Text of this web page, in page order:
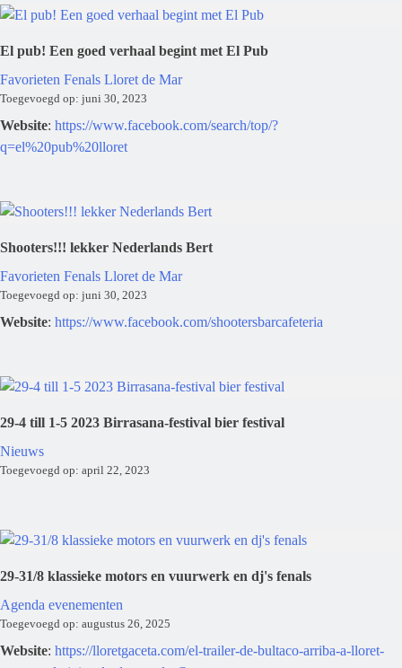
El pub! Een goed verhaal begint met El Pub
Favorieten Fenals Lloret de Mar
Toegevoegd op: juni 30, 2023
Website: https://www.facebook.com/search/top/?
q=el%20pub%20lloret
Shooters!!! lekker Nederlands Bert
Favorieten Fenals Lloret de Mar
Toegevoegd op: juni 30, 2023
Website: https://www.facebook.com/shootersbarcafeteria
29-4 till 1-5 2023 Birrasana-festival bier festival
Nieuws
Toegevoegd op: april 22, 2023
29-31/8 klassieke motors en vuurwerk en dj's fenals
Agenda evenementen
Toegevoegd op: augustus 26, 2025
Website: https://lloretgaceta.com/el-trailer-de-bultaco-arriba-a-lloret-